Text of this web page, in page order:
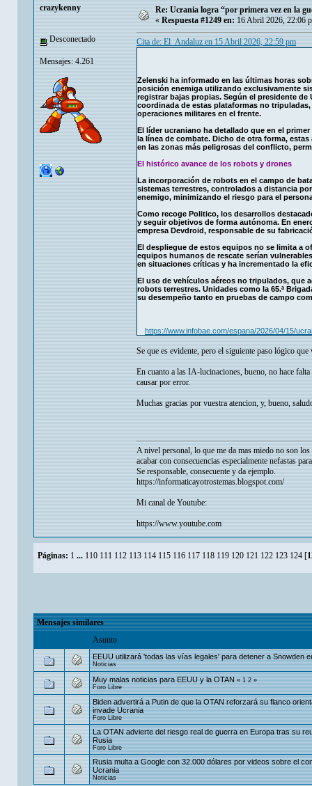
crazykenny
Desconectado
Mensajes: 4.261
Re: Ucrania logra “por primera vez en la
« Respuesta #1249 en: 16 Abril 2026, 22:06
Cita de: El_Andaluz en 15 Abril 2026, 22:59 pm
Zelenski ha informado en las últimas horas
posición enemiga utilizando exclusivamente
registrar bajas propias. Según el presidente
coordinada de estas plataformas no
operaciones militares en el frente.
El líder ucraniano ha detallado que en el
la línea de combate. Dicho de otra forma,
en las zonas más peligrosas del conflicto,
El histórico avance de los robots y drones
La incorporación de robots en el campo de
sistemas terrestres, controlados a distancia
enemigo, minimizando el riesgo para el
Como recoge Politico, los desarrollos
y seguir objetivos de forma autónoma. En
empresa Devdroid, responsable de su
El despliegue de estos equipos no se limita a
equipos humanos de rescate serían
en situaciones críticas y ha incrementado la
El uso de vehículos aéreos no tripulados, que
robots terrestres. Unidades como la 65.ª
su desempeño tanto en pruebas de campo
https://www.infobae.com/espana/2026/04/15/
Se que es evidente, pero el siguiente paso lógico
En cuanto a las IA-lucinaciones, bueno, no hace
causar por error.
Muchas gracias por vuestra atencion, y, bueno,
A nivel personal, lo que me da mas miedo no son
acabar con consecuencias especialmente nefastas
Se responsable, consecuente y da ejemplo.
https://informaticayotrostemas.blogspot.com/
Mi canal de Youtube:
https://www.youtube.com
Páginas: 1 ... 110 111 112 113 114 115 116 117 118 119 120 121 122 123 124 [
Mensajes similares
Asunto
EEUU utilizará 'todas las vías legales' para detener a Snowden
Noticias
Muy malas noticias para EEUU y la OTAN «1 2»
Foro Libre
Biden advertirá a Putin de que la OTAN reforzará su flanco
invade Ucrania
Foro Libre
La OTAN advierte del riesgo real de guerra en Europa tras su
Rusia
Foro Libre
Rusia multa a Google con 32.000 dólares por videos sobre el
Ucrania
Noticias